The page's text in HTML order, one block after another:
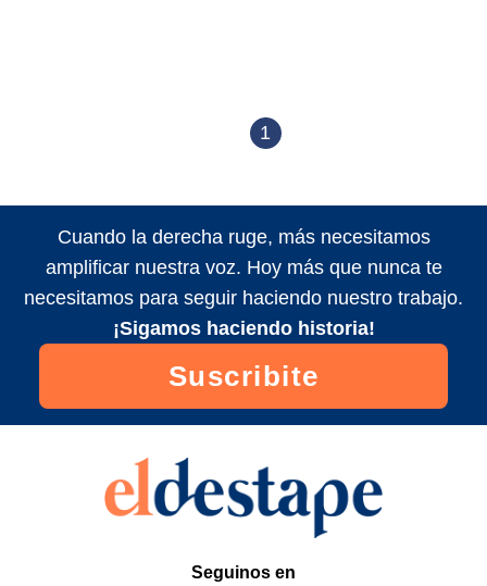
1
Cuando la derecha ruge, más necesitamos
amplificar nuestra voz. Hoy más que nunca te
necesitamos para seguir haciendo nuestro trabajo.
¡Sigamos haciendo historia!
Suscribite
Seguinos en